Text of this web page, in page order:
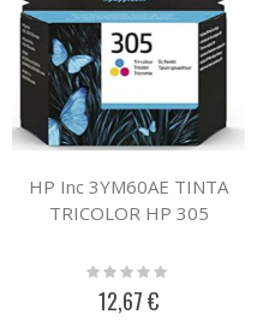
HP Inc 3YM60AE TINTA
TRICOLOR HP 305
Rating:
12,67 €